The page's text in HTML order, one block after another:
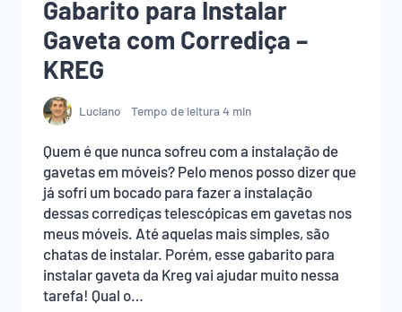
Gabarito para Instalar
Gaveta com Corrediça –
KREG
Luciano Tempo de leitura4 min
Quem é que nunca sofreu com a instalação de
gavetas em móveis? Pelo menos posso dizer que
já sofri um bocado para fazer a instalação
dessas corrediças telescópicas em gavetas nos
meus móveis. Até aquelas mais simples, são
chatas de instalar. Porém, esse gabarito para
instalar gaveta da Kreg vai ajudar muito nessa
tarefa! Qual o…